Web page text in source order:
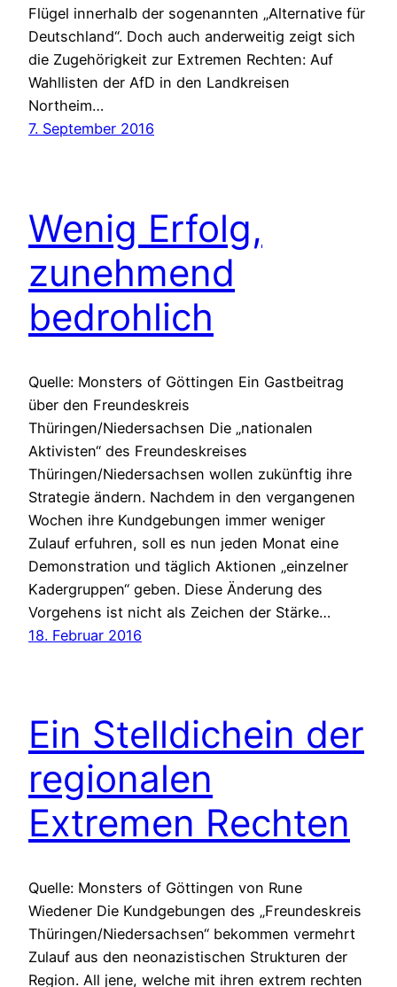
Flügel inner­halb der soge­nan­nten „Alter­na­tive für
Deutsch­land“. Doch auch ander­weitig zeigt sich
die Zuge­hörigkeit zur Extremen Rechten: Auf
Wahllis­ten der AfD in den Land­kreisen
Northeim…
7. September 2016
Wenig Erfolg,
zunehmend
bedrohlich
Quelle: Monsters of Göttingen Ein Gastbeitrag
über den Freundeskreis
Thüringen/Niedersachsen Die „nationalen
Aktivisten“ des Freundeskreises
Thüringen/Niedersachsen wollen zukünftig ihre
Strategie ändern. Nachdem in den vergangenen
Wochen ihre Kundgebungen immer weniger
Zulauf erfuhren, soll es nun jeden Monat eine
Demonstration und täglich Aktionen „einzelner
Kadergruppen“ geben. Diese Änderung des
Vorgehens ist nicht als Zeichen der Stärke…
18. Februar 2016
Ein Stelldichein der
regionalen
Extremen Rechten
Quelle: Monsters of Göttingen von Rune
Wiedener Die Kundgebungen des „Freundeskreis
Thüringen/Niedersachsen“ bekommen vermehrt
Zulauf aus den neonazistischen Strukturen der
Region. All jene, welche mit ihren extrem rechten